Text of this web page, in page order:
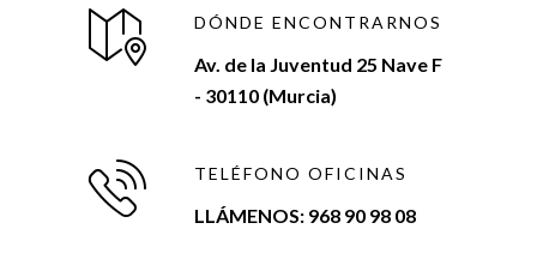
DÓNDE ENCONTRARNOS
Av. de la Juventud 25 Nave F
- 30110 (Murcia)
TELÉFONO OFICINAS
LLÁMENOS: 968 90 98 08